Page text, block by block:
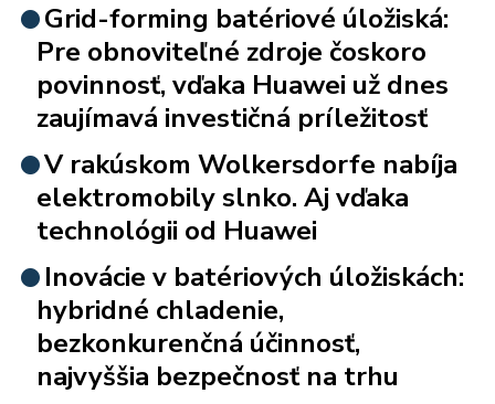
Grid-forming batériové úložiská:
Pre obnoviteľné zdroje čoskoro
povinnosť, vďaka Huawei už dnes
zaujímavá investičná príležitosť
V rakúskom Wolkersdorfe nabíja
elektromobily slnko. Aj vďaka
technológii od Huawei
Inovácie v batériových úložiskách:
hybridné chladenie,
bezkonkurenčná účinnosť,
najvyššia bezpečnosť na trhu